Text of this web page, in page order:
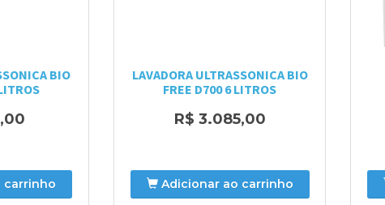
BIO
carrinho
LAVADORA ULTRASSONICA BIO
FREE D700 6 LITROS
R$ 3.085,00
Adicionar ao carrinho